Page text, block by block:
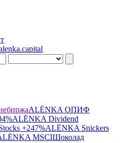
ALЁNKA ОПИФ
ALЁNKA Dividend
+247%ALЁNKA Snickers
MSCIШоколад